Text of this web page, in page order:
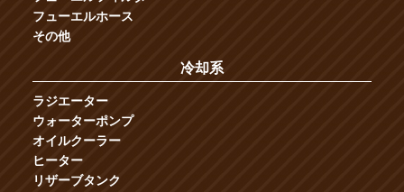
フューエルホース
その他
冷却系
ラジエーター
ウォーターポンプ
オイルクーラー
ヒーター
リザーブタンク